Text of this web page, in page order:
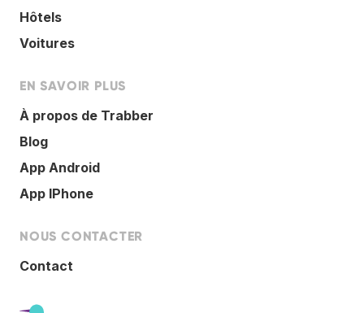
Hôtels
Voitures
EN SAVOIR PLUS
À propos de Trabber
Blog
App Android
App IPhone
NOUS CONTACTER
Contact